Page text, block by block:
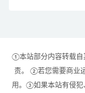
①本站部分内容转载自
责。 ②若您需要商业
用。③如果本站有侵犯